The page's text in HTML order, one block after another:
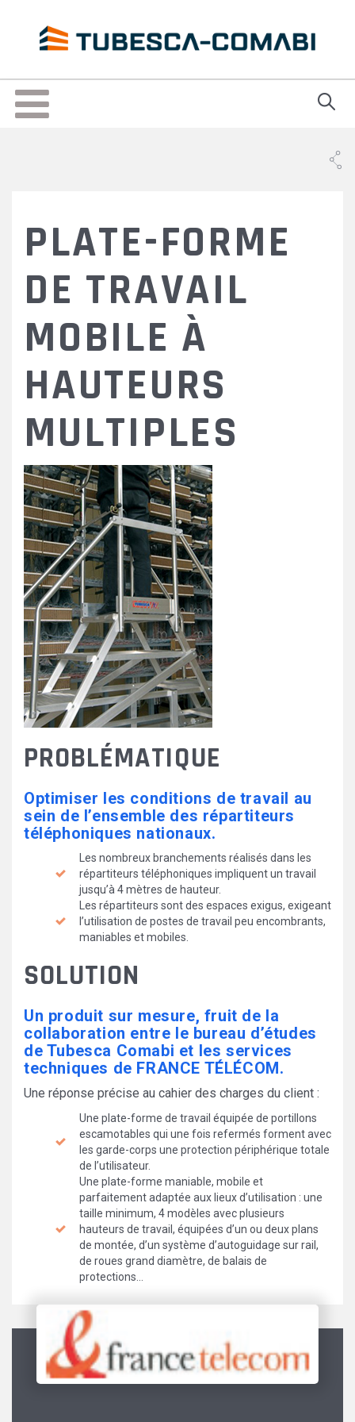
Toggle
navigation
PLATE-FORME
DE TRAVAIL
MOBILE À
HAUTEURS
MULTIPLES
PROBLÉMATIQUE
Optimiser les conditions de travail au
sein de l’ensemble des répartiteurs
téléphoniques nationaux.
Les nombreux branchements réalisés dans les
répartiteurs téléphoniques impliquent un travail
jusqu’à 4 mètres de hauteur.
Les répartiteurs sont des espaces exigus, exigeant
l’utilisation de postes de travail peu encombrants,
maniables et mobiles.
SOLUTION
Un produit sur mesure, fruit de la
collaboration entre le bureau d’études
de Tubesca Comabi et les services
techniques de FRANCE TÉLÉCOM.
Une réponse précise au cahier des charges du client :
Une plate-forme de travail équipée de portillons
escamotables qui une fois refermés forment avec
les garde-corps une protection périphérique totale
de l’utilisateur.
Une plate-forme maniable, mobile et
parfaitement adaptée aux lieux d’utilisation : une
taille minimum, 4 modèles avec plusieurs
hauteurs de travail, équipées d’un ou deux plans
de montée, d’un système d’autoguidage sur rail,
de roues grand diamètre, de balais de
protections…